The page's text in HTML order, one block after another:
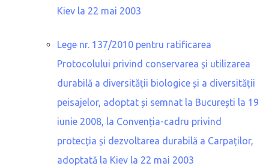
Kiev la 22 mai 2003
Lege nr. 137/2010 pentru ratificarea
Protocolului privind conservarea și utilizarea
durabilă a diversității biologice și a diversității
peisajelor, adoptat și semnat la București la 19
iunie 2008, la Convenția-cadru privind
protecția și dezvoltarea durabilă a Carpaților,
adoptată la Kiev la 22 mai 2003